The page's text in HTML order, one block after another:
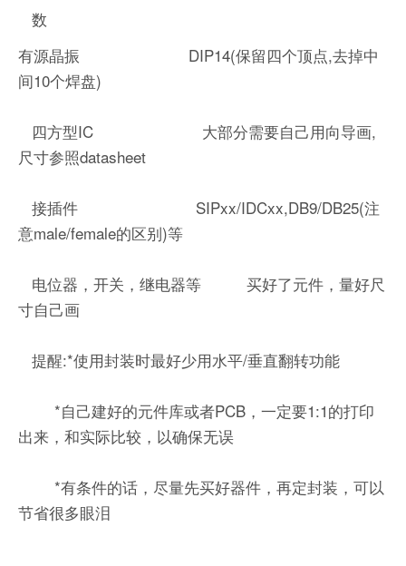
数
有源晶振 DIP14(保留四个顶点,去掉中
间10个焊盘)
四方型IC 大部分需要自己用向导画,
尺寸参照datasheet
接插件 SIPxx/IDCxx,DB9/DB25(注
意male/female的区别)等
电位器，开关，继电器等 买好了元件，量好尺
寸自己画
提醒:*使用封装时最好少用水平/垂直翻转功能
*自己建好的元件库或者PCB，一定要1:1的打印
出来，和实际比较，以确保无误
*有条件的话，尽量先买好器件，再定封装，可以
节省很多眼泪